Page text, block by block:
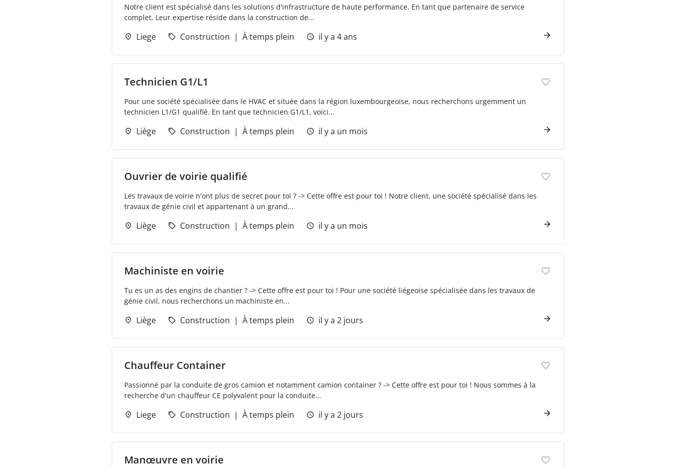
Notre client est spécialisé dans les solutions d'infrastructure de haute performance. En tant que partenaire de service
complet, Leur expertise réside dans la construction de...
Liege Construction À temps plein il y a 4 ans
Technicien G1/L1
Pour une société spécialisée dans le HVAC et située dans la région luxembourgeoise, nous recherchons urgemment un
technicien L1/G1 qualifié. En tant que technicien G1/L1, voici...
Liège Construction À temps plein il y a un mois
Ouvrier de voirie qualifié
Les travaux de voirie n'ont plus de secret pour toi ? -> Cette offre est pour toi ! Notre client, une société spécialisé dans les
travaux de génie civil et appartenant à un grand...
Liège Construction À temps plein il y a un mois
Machiniste en voirie
Tu es un as des engins de chantier ? -> Cette offre est pour toi ! Pour une société liégeoise spécialisée dans les travaux de
génie civil, nous recherchons un machiniste en...
Liège Construction À temps plein il y a 2 jours
Chauffeur Container
Passionné par la conduite de gros camion et notamment camion container ? -> Cette offre est pour toi ! Nous sommes à la
recherche d'un chauffeur CE polyvalent pour la conduite...
Liege Construction À temps plein il y a 2 jours
Manœuvre en voirie